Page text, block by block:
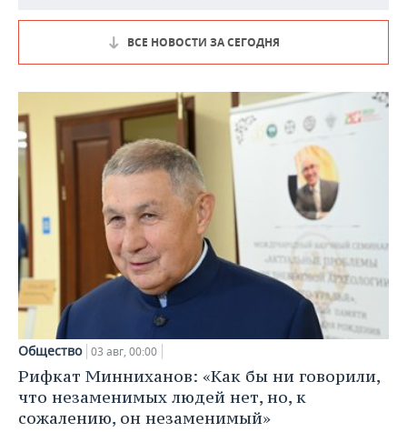
ВСЕ НОВОСТИ ЗА СЕГОДНЯ
Общество 03 авг, 00:00
Рифкат Минниханов: «Как бы ни говорили,
что незаменимых людей нет, но, к
сожалению, он незаменимый»